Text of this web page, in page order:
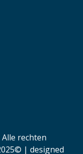
rechten
| designed